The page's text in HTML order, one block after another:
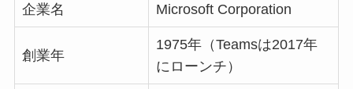
企業名 Microsoft Corporation
創業年
1975年（Teamsは2017年
にローンチ）